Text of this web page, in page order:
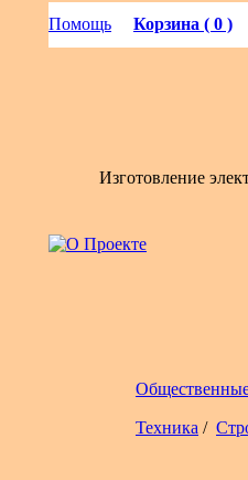
Помощь Корзина ( 0 )
Изготовление
Техника /